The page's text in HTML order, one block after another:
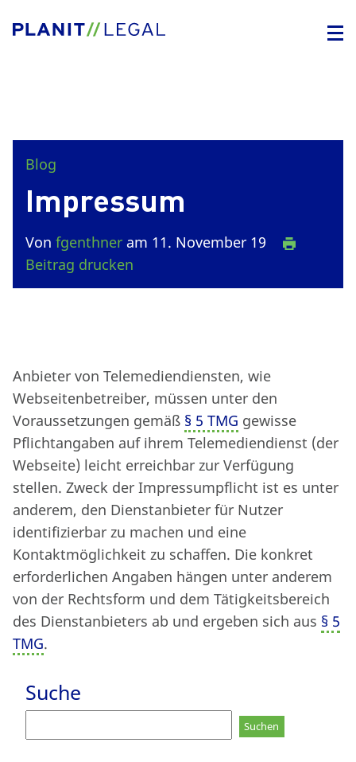
Blog
Impressum
Von fgenthner am 11. November 19
Beitrag drucken
Anbieter von Telemediendiensten, wie
Webseitenbetreiber, müssen unter den
Voraussetzungen gemäß § 5 TMG gewisse
Pflichtangaben auf ihrem Telemediendienst (der
Webseite) leicht erreichbar zur Verfügung
stellen. Zweck der Impressumpflicht ist es unter
anderem, den Dienstanbieter für Nutzer
identifizierbar zu machen und eine
Kontaktmöglichkeit zu schaffen. Die konkret
erforderlichen Angaben hängen unter anderem
von der Rechtsform und dem Tätigkeitsbereich
des Dienstanbieters ab und ergeben sich aus § 5
TMG.
Suche
nach: